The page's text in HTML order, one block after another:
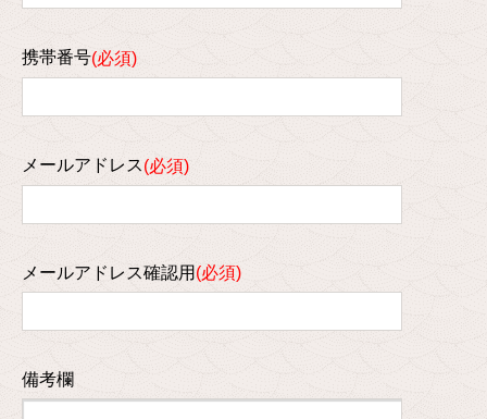
携帯番号
メールアドレス
メールアドレス確認用
備考欄